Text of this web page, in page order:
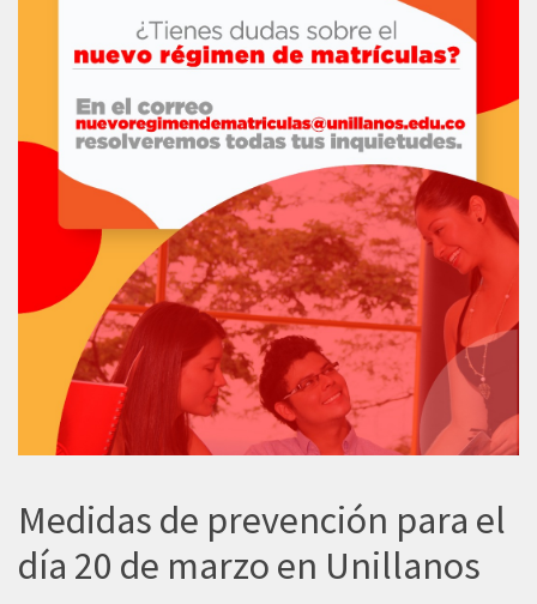
Medidas de prevención para el
día 20 de marzo en Unillanos